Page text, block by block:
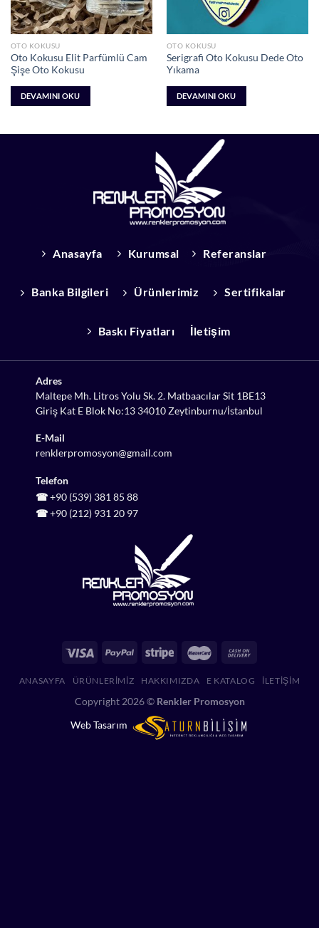
OTO KOKUSU
Oto Kokusu Elit Parfümlü Cam
Şişe Oto Kokusu
DEVAMINI OKU
OTO KOKUSU
Serigrafi Oto Kokusu Dede Oto
Yıkama
DEVAMINI OKU
Anasayfa Kurumsal Referanslar
Banka Bilgileri Ürünlerimiz Sertifikalar
Baskı Fiyatları İletişim
Adres
Maltepe Mh. Litros Yolu Sk. 2. Matbaacılar Sit 1BE13
Giriş Kat E Blok No:13 34010 Zeytinburnu/İstanbul
E-Mail
renklerpromosyon@gmail.com
Telefon
☎+90 (539) 381 85 88
☎+90 (212) 931 20 97
ANASAYFA ÜRÜNLERIMIZ HAKKIMIZDA E KATALOG İLETIŞIM
Copyright 2026 © Renkler Promosyon
Web Tasarım